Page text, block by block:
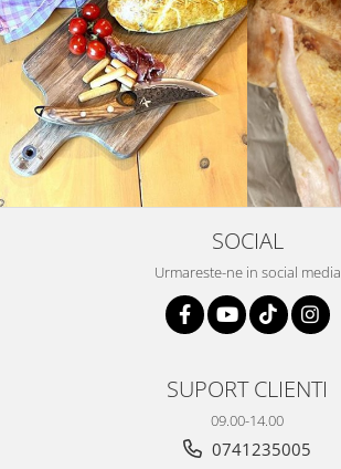
SOCIAL
Urmareste-ne in social media
SUPORT CLIENTI
09.00-14.00
0741235005